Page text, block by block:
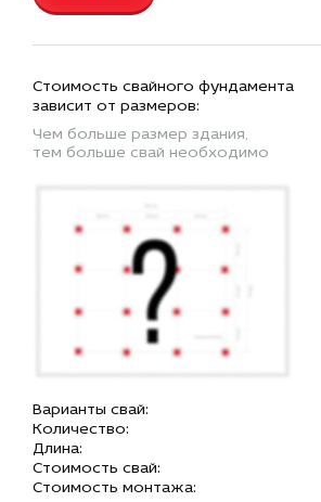
Стоимость свайного фундамента
зависит от размеров:
Чем больше размер здания,
тем больше свай необходимо
Варианты свай:
Количество:
Длина:
Стоимость свай:
Стоимость монтажа: